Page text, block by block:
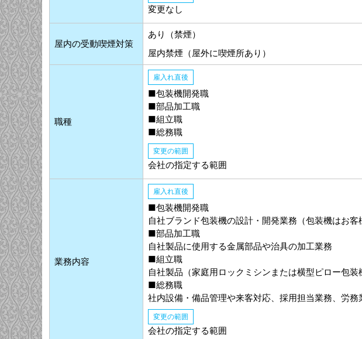
変更なし
屋内の受動喫煙対策
あり（禁煙）
屋内禁煙（屋外に喫煙所あり）
職種
雇入れ直後
■包装機開発職
■部品加工職
■組立職
■総務職
変更の範囲
会社の指定する範囲
業務内容
雇入れ直後
■包装機開発職
自社ブランド包装機の設計・開発業務（包装機はお
■部品加工職
自社製品に使用する金属部品や治具の加工業務
■組立職
自社製品（家庭用ロックミシンまたは横型ピロー包装
■総務職
社内設備・備品管理や来客対応、採用担当業務、労
変更の範囲
会社の指定する範囲